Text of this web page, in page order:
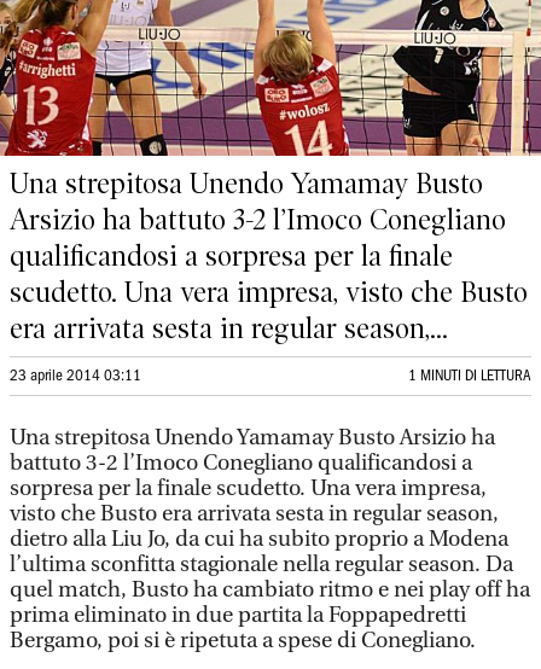
Una strepitosa Unendo Yamamay Busto
Arsizio ha battuto 3-2 l’Imoco Conegliano
qualificandosi a sorpresa per la finale
scudetto. Una vera impresa, visto che Busto
era arrivata sesta in regular season,...
23 aprile 2014 03:11 1 MINUTI DI LETTURA
Una strepitosa Unendo Yamamay Busto Arsizio ha
battuto 3-2 l’Imoco Conegliano qualificandosi a
sorpresa per la finale scudetto. Una vera impresa,
visto che Busto era arrivata sesta in regular season,
dietro alla Liu Jo, da cui ha subito proprio a Modena
l’ultima sconfitta stagionale nella regular season. Da
quel match, Busto ha cambiato ritmo e nei play off ha
prima eliminato in due partita la Foppapedretti
Bergamo, poi si è ripetuta a spese di Conegliano.